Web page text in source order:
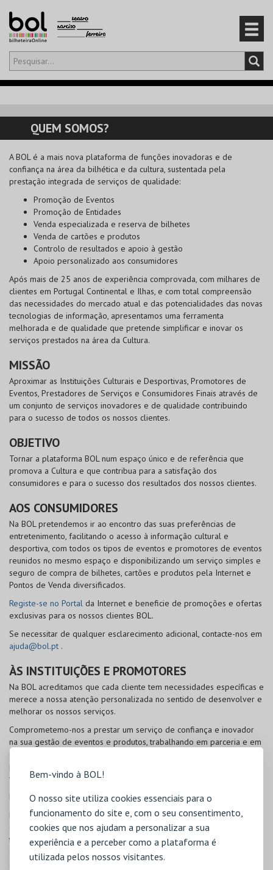
Bem-vindo à BOL!
O nosso site utiliza cookies essenciais para o
funcionamento do site e, com o seu consentimento,
cookies que nos ajudam a personalizar a sua
experiência e a perceber como a plataforma é
utilizada pelos nossos visitantes.
Olá,iniciar sessão
CARRINHO
EVENTOS
CARTÕES
PRODUTOS
QUEM SOMOS?
ABOLé a mais nova plataforma de funções inovadoras e de
confiança na área da bilhética e da cultura, sustentada pela
prestação integrada de serviços de qualidade:
Promoção de Eventos
Promoção de Entidades
Venda especializada e reserva de bilhetes
Venda de cartões e produtos
Controlo de resultados e apoio à gestão
Apoio personalizado aos consumidores
Após mais de 25 anos de experiência comprovada, com milhares de
clientes em Portugal Continental e Ilhas, e com total compreensão
das necessidades do mercado atual e das potencialidades das novas
tecnologias de informação, apresentamos uma ferramenta
melhorada e de qualidade que pretende simplificar e inovar os
serviços prestados na área da Cultura.
MISSÃO
Aproximar as Instituições Culturais e Desportivas, Promotores de
Eventos, Prestadores de Serviços e Consumidores Finais através de
um conjunto de serviços inovadores e de qualidade contribuindo
para o sucesso de todos os nossos clientes.
OBJETIVO
Tornar a plataforma BOLnum espaço único e de referência que
promova a Cultura e que contribua para a satisfação dos
consumidores e para o sucesso dos resultados dos nossos clientes.
AOS CONSUMIDORES
Na BOLpretendemos ir ao encontro das suas preferências de
entretenimento, facilitando o acesso à informação cultural e
desportiva, com todos os tipos de eventos e promotores de eventos
reunidos no mesmo espaço e disponibilizando um serviço simples e
seguro de compra de bilhetes, cartões e produtos pela Internet e
Pontos de Venda diversificados.
Registe-se no Portal da Internet e beneficie de promoções e ofertas
exclusivas para os nossos clientes BOL.
Se necessitar de qualquer esclarecimento adicional, contacte-nos em
ajuda@bol.pt .
ÀS INSTITUIÇÕES E PROMOTORES
Na BOLacreditamos que cada cliente tem necessidades específicas e
merece a nossa atenção personalizada no sentido de desenvolver e
melhorar os nossos serviços.
Comprometemo-nos a prestar um serviço de confiança e inovador
na sua gestão de eventos e produtos, trabalhando em parceria e em
constante contacto para o sucesso dos seus resultados e para que
possa oferecer aos seus clientes o melhor serviço de bilhética,
venda de produtos e de informação.
Para mais informações, contacte-nos eminfo@bol.pt.
No Portal daBOLna Internet é disponibilizada uma área própria para
cada Instituição, da sua responsabilidade, que permite apresentar
toda a história, informações e pessoas que contribuem para a
grandeza da entidade e promover os espetáculos e eventos que
dispõe.